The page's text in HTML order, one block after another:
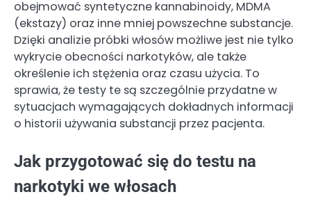
obejmować syntetyczne kannabinoidy, MDMA
(ekstazy) oraz inne mniej powszechne substancje.
Dzięki analizie próbki włosów możliwe jest nie tylko
wykrycie obecności narkotyków, ale także
określenie ich stężenia oraz czasu użycia. To
sprawia, że testy te są szczególnie przydatne w
sytuacjach wymagających dokładnych informacji
o historii używania substancji przez pacjenta.
Jak przygotować się do testu na
narkotyki we włosach